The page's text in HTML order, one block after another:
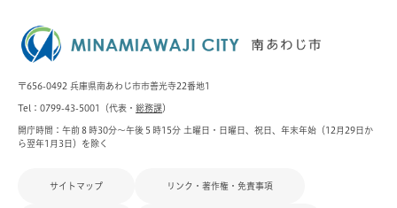
〒656-0492 兵庫県南あわじ市市善光寺22番地1
Tel：0799-43-5001（代表・ 総務課）
開庁時間：午前８時30分～午後５時15分 土曜日・日曜日、祝日、年末年始（12月29日か
ら翌年1月3日）を除く
サイトマップ リンク・著作権・免責事項